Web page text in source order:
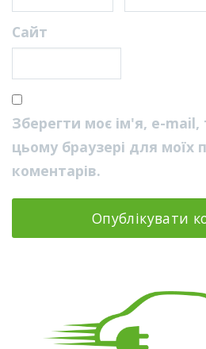
Сайт
Зберегти моє ім'я, e-mail,
цьому браузері для моїх
коментарів.